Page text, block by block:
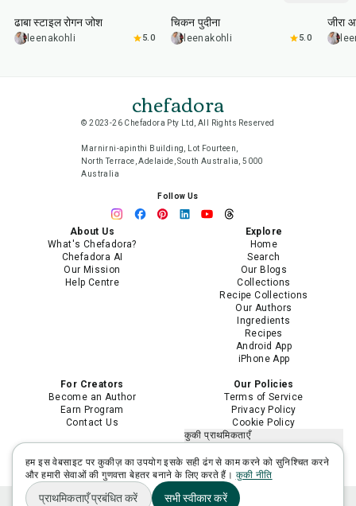
ढाबा स्टाइल रोगन जोश
leenakohli 5.0
चिकन पुदीना
leenakohli 5.0
जीरा
chefadora
© 2023-26 Chefadora Pty Ltd, All Rights Reserved
Marnirni-apinthi Building, Lot Fourteen,
North Terrace, Adelaide, South Australia, 5000
Australia
Follow Us
About Us
What's Chefadora?
Chefadora AI
Our Mission
Help Centre
Explore
Home
Search
Our Blogs
Collections
Recipe Collections
Our Authors
Ingredients
Recipes
Android App
iPhone App
For Creators
Become an Author
Earn Program
Contact Us
Our Policies
Terms of Service
Privacy Policy
Cookie Policy
कुकी प्राथमिकताएँ
मेरी संवेदनशील निजी जानकारी का उपयोग
सीमित करें
हम इस वेबसाइट पर कुकीज़ का उपयोग इसके सही ढंग से काम करने को सुनिश्चित करने
और हमारी सेवाओं की गुणवत्ता बेहतर बनाने के लिए करते हैं। कुकी नीति
प्राथमिकताएँ प्रबंधित करें सभी स्वीकार करें